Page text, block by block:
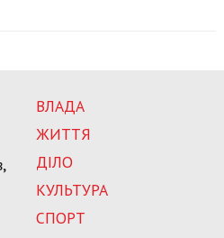
ВЛАДА
ЖИТТЯ
ДІЛО
КУЛЬТУРА
СПОРТ